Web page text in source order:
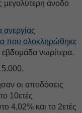
άνοδο
ανεργίας
που ολοκληρώθηκε
νωρίτερα.
οι αποδόσεις
10ετές
4,02% και το 2ετές